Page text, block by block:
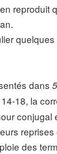
reproduit
dans
18, la
des